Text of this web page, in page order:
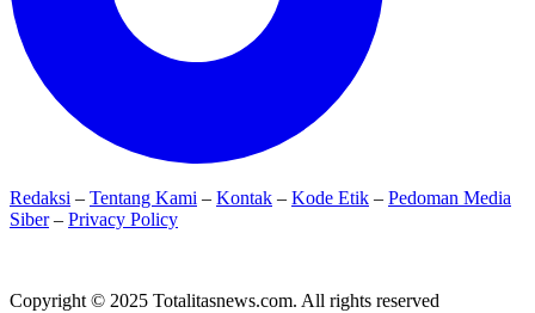
Redaksi – Tentang Kami – Kontak – Kode Etik – Pedoman Media
Siber– Privacy Policy
Copyright © 2025 Totalitasnews.com. All rights reserved